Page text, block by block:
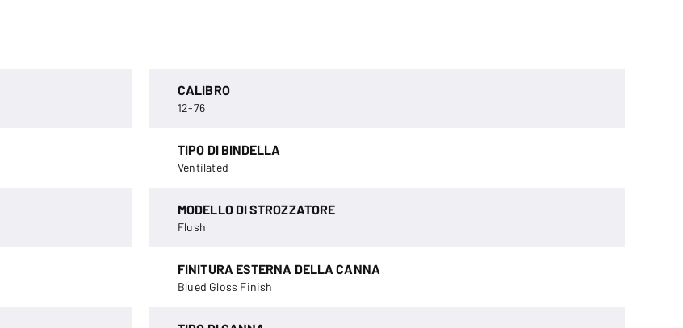
CALIBRO
12-76
TIPO DI BINDELLA
Ventilated
MODELLO DI STROZZATORE
Flush
FINITURA ESTERNA DELLA CANNA
Blued Gloss Finish